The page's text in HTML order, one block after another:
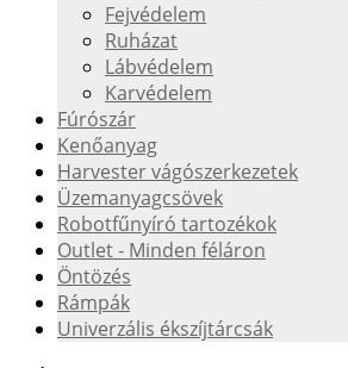
Fejvédelem
Ruházat
Lábvédelem
Karvédelem
Fúrószár
Kenőanyag
Harvester vágószerkezetek
Üzemanyagcsövek
Robotfűnyíró tartozékok
Outlet - Minden féláron
Öntözés
Rámpák
Univerzális ékszíjtárcsák